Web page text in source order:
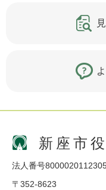
新座市
法人番号
〒352-8623